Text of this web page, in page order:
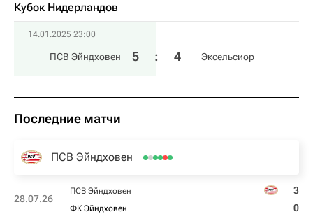
Кубок Нидерландов
14.01.2025 23:00
ПСВ Эйндховен 5 : 4 Эксельсиор
Последние матчи
ПСВ Эйндховен
28.07.26
ПСВ Эйндховен 3
ФК Эйндховен 0